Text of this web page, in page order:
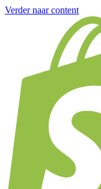
Verder naar content